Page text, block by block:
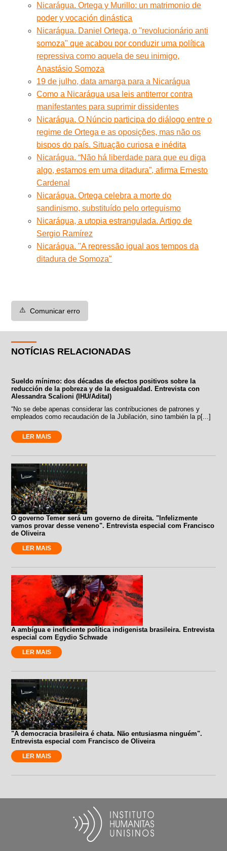
Nicarágua. Ortega y Murillo: un matrimonio de
poder y vocación dinástica
Nicarágua. Daniel Ortega, o "revolucionário anti
somoza" que acabou por conduzir uma política
repressiva como aquela de seu inimigo,
Anastásio Somoza
19 de julho, data amarga para a Nicarágua
Como a Nicarágua usa leis antiterror contra
manifestantes para suprimir dissidentes
Nicarágua. O Núncio participa do diálogo entre o
regime de Ortega e as oposições, mas não os
bispos do país. Situação curiosa e inédita
Nicarágua. “Não há liberdade para que eu diga
algo, estamos em uma ditadura”, afirma Ernesto
Cardenal
Nicarágua. Ortega celebra a morte do
sandinismo, substituído pelo orteguismo
Nicarágua, a utopia estrangulada. Artigo de
Sergio Ramírez
Nicarágua. "A repressão igual aos tempos da
ditadura de Somoza"
⚠️ Comunicar erro
NOTÍCIAS RELACIONADAS
Sueldo mínimo: dos décadas de efectos positivos sobre la
reducción de la pobreza y de la desigualdad. Entrevista con
Alessandra Scalioni (IHU/Adital)
“No se debe apenas considerar las contribuciones de patrones y
empleados como recaudación de la Jubilación, sino también la p[...]
LER MAIS
O governo Temer será um governo de direita. "Infelizmente
vamos provar desse veneno". Entrevista especial com Francisco
de Oliveira
LER MAIS
A ambígua e ineficiente política indigenista brasileira. Entrevista
especial com Egydio Schwade
LER MAIS
"A democracia brasileira é chata. Não entusiasma ninguém".
Entrevista especial com Francisco de Oliveira
LER MAIS